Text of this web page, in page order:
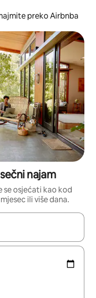
preko Airbnba
najam
se osjećati kao kod
ili više dana.
ćete ih pregledati